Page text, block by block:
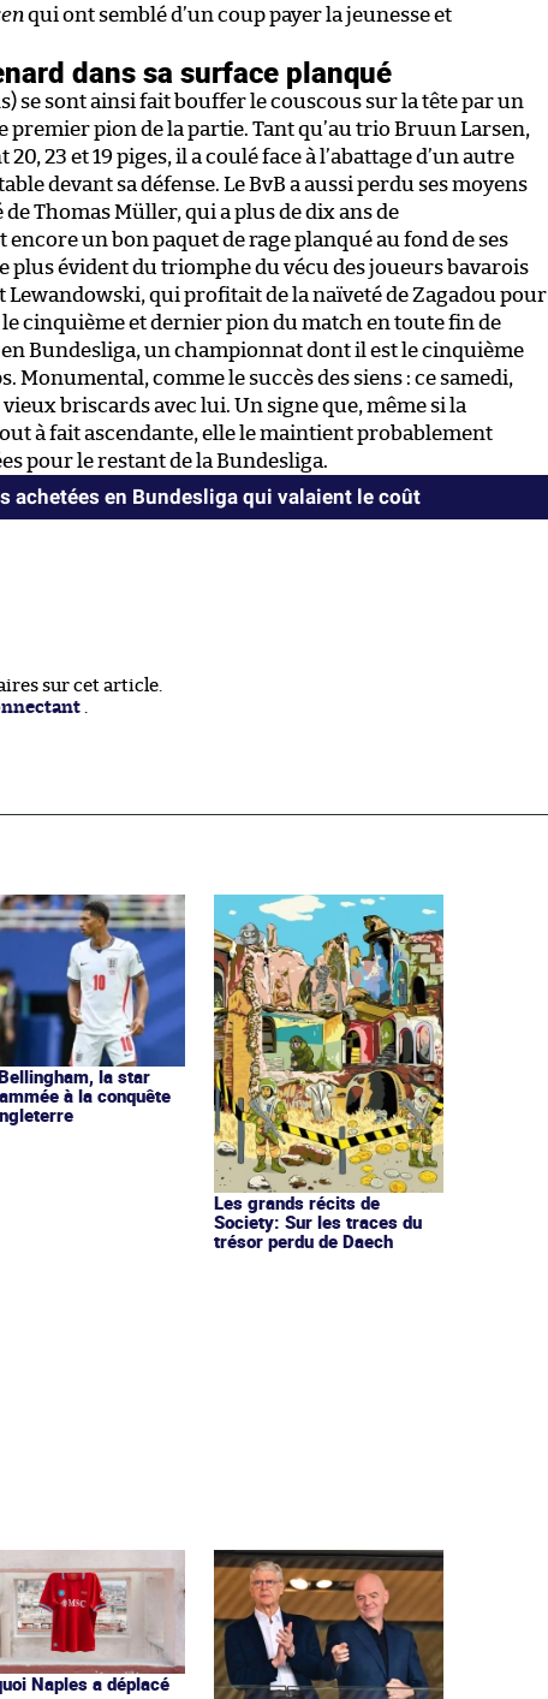
qui ont semblé d’un coup payer la jeunesse et
dans sa surface planqué
se sont ainsi fait bouffer le couscous sur la tête par un
pion de la partie. Tant qu’au trio Bruun Larsen,
23 et 19 piges, il a coulé face à l’abattage d’un autre
devant sa défense. Le BvB a aussi perdu ses moyens
Thomas Müller, qui a plus de dix ans de
un bon paquet de rage planqué au fond de ses
plus évident du triomphe du vécu des joueurs bavarois
Lewandowski, qui profitait de la naïveté de Zagadou pour
cinquième et dernier pion du match en toute fin de
Bundesliga, un championnat dont il est le cinquième
Monumental, comme le succès des siens : ce samedi,
briscards avec lui. Un signe que, même si la
à fait ascendante, elle le maintient probablement
pour le restant de la Bundesliga.
achetées en Bundesliga qui valaient le coût
sur cet article.
la star
à la conquête
Les grands récits de
Society: Sur les traces du
trésor perdu de Daech
Naples a déplacé